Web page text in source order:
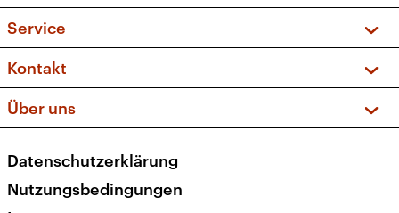
Sendungen und Podcasts
Musikliste
Kakadu – Das Kinderprogramm
Frequenzen (UKW + DAB+)
Service
FAQ
Apps
Newsletter
Veranstaltungen
Kontakt
Social Media
Über uns
Presse
Karriere
Datenschutzerklärung
Nutzungsbedingungen